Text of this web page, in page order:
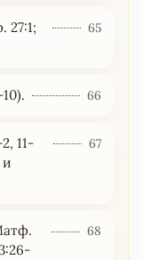
27:1;
65
66
11-
и
67
68